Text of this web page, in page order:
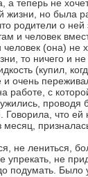
теперь не
жизни, но была
родители о ней
и человек
(она) не
то ничего и
(купил,
и очень
работе, с
проводя
Говорила, что ей
не лениться,
упрекать, не
подумать. Было